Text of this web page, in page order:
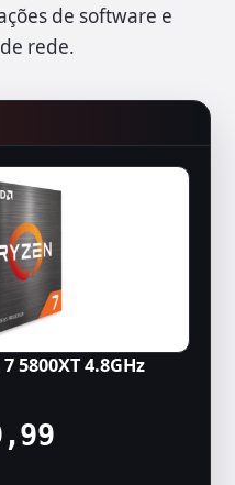
de software e
rede.
5800XT 4.8GHz